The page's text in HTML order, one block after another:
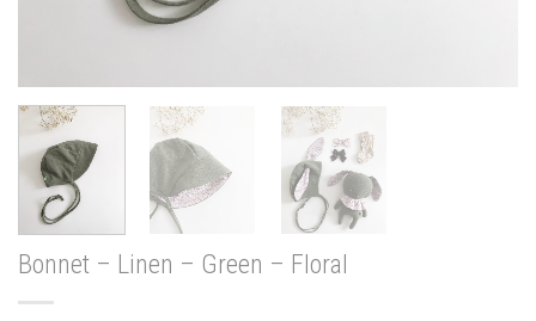
Bonnet – Linen – Green – Floral